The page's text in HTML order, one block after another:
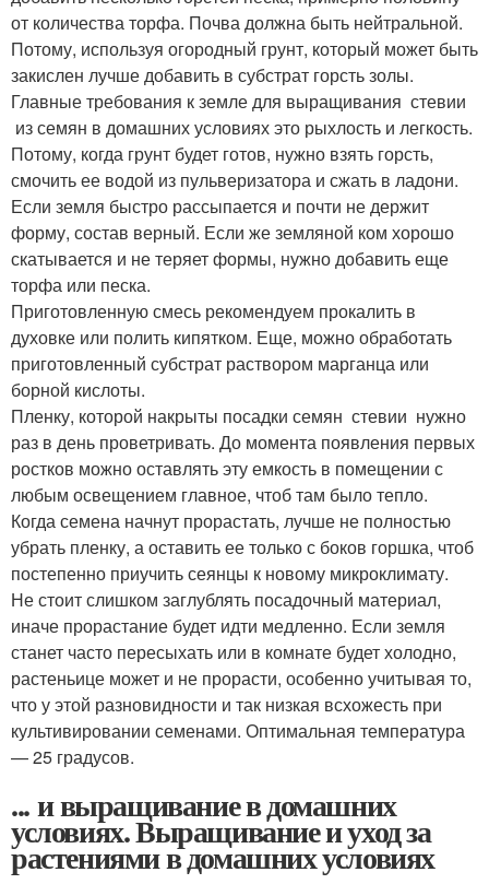
от количества торфа. Почва должна быть нейтральной.
Потому, используя огородный грунт, который может быть
закислен лучше добавить в субстрат горсть золы.
Главные требования к земле для выращивания стевии
из семян в домашних условиях это рыхлость и легкость.
Потому, когда грунт будет готов, нужно взять горсть,
смочить ее водой из пульверизатора и сжать в ладони.
Если земля быстро рассыпается и почти не держит
форму, состав верный. Если же земляной ком хорошо
скатывается и не теряет формы, нужно добавить еще
торфа или песка.
Приготовленную смесь рекомендуем прокалить в
духовке или полить кипятком. Еще, можно обработать
приготовленный субстрат раствором марганца или
борной кислоты.
Пленку, которой накрыты посадки семян стевии нужно
раз в день проветривать. До момента появления первых
ростков можно оставлять эту емкость в помещении с
любым освещением главное, чтоб там было тепло.
Когда семена начнут прорастать, лучше не полностью
убрать пленку, а оставить ее только с боков горшка, чтоб
постепенно приучить сеянцы к новому микроклимату.
Не стоит слишком заглублять посадочный материал,
иначе прорастание будет идти медленно. Если земля
станет часто пересыхать или в комнате будет холодно,
растеньице может и не прорасти, особенно учитывая то,
что у этой разновидности и так низкая всхожесть при
культивировании семенами. Оптимальная температура
— 25 градусов.
... и выращивание в домашних
условиях. Выращивание и уход за
растениями в домашних условиях